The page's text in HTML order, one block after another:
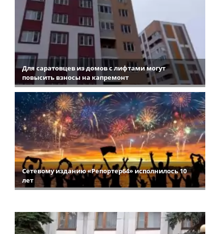
Для саратовцев из домов с лифтами могут
повысить взносы на капремонт
Сетевому изданию «Репортер64» исполнилось 10
лет